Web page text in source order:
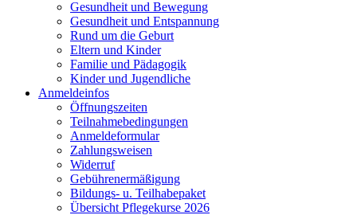
Gesundheit und Bewegung
Gesundheit und Entspannung
Rund um die Geburt
Eltern und Kinder
Familie und Pädagogik
Kinder und Jugendliche
Anmeldeinfos
Öffnungszeiten
Teilnahmebedingungen
Anmeldeformular
Zahlungsweisen
Widerruf
Gebührenermäßigung
Bildungs- u. Teilhabepaket
Übersicht Pflegekurse 2026